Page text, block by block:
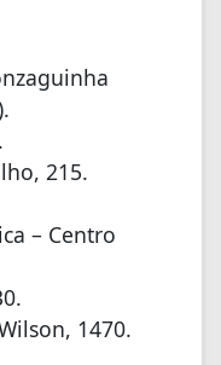
215.
– Centro
1470.